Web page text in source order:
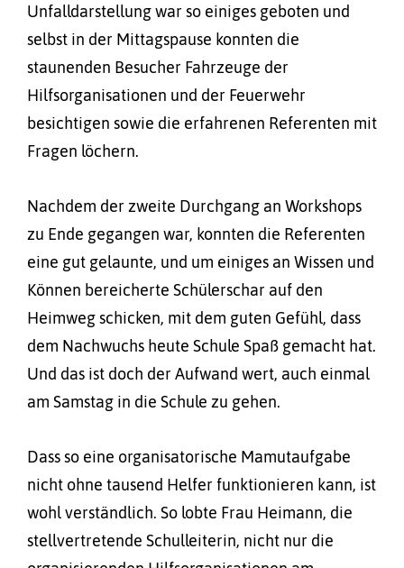
Unfalldarstellung war so einiges geboten und
selbst in der Mittagspause konnten die
staunenden Besucher Fahrzeuge der
Hilfsorganisationen und der Feuerwehr
besichtigen sowie die erfahrenen Referenten mit
Fragen löchern.
Nachdem der zweite Durchgang an Workshops
zu Ende gegangen war, konnten die Referenten
eine gut gelaunte, und um einiges an Wissen und
Können bereicherte Schülerschar auf den
Heimweg schicken, mit dem guten Gefühl, dass
dem Nachwuchs heute Schule Spaß gemacht hat.
Und das ist doch der Aufwand wert, auch einmal
am Samstag in die Schule zu gehen.
Dass so eine organisatorische Mamutaufgabe
nicht ohne tausend Helfer funktionieren kann, ist
wohl verständlich. So lobte Frau Heimann, die
stellvertretende Schulleiterin, nicht nur die